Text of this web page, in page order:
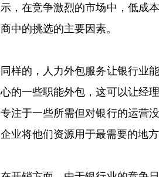
示，在竞争激烈的市场中，低成
商中的挑选的主要因素。
同样的，人力外包服务让银行业
心的一些职能外包，这可以让经
专注于一些所需但对银行的运营
企业将他们资源用于最需要的地